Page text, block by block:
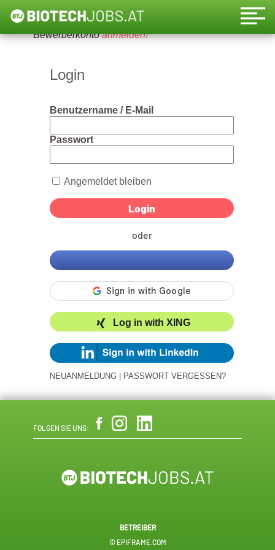
Um diese Funktion nutzen zu können, bitte ein
Bewerberkontoanmelden!
Login
Benutzername / E-Mail
Passwort
Angemeldet bleiben
oder
Log in with XING
NEUANMELDUNG PASSWORT VERGESSEN?
FOLGEN SIE UNS:
BETREIBER
© EPIFRAME.COM